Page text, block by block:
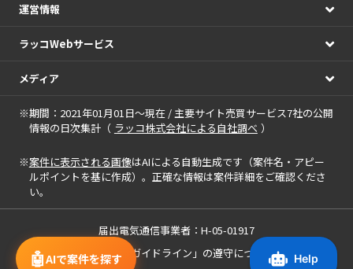
🤖AIで案件を探す
運営情報
ラッコWebサービス
メディア
※期間：2021年01月01日～現在 / 主要サイト売買サービス7社の公開
情報の日次集計（ ラッコ株式会社による自社調べ ）
※案件に表示される画像はAIによる自動生成です（案件名・アピー
ルポイントを基に作成）。正確な情報は案件詳細をご確認くださ
い。
届出電気通信事業者：H-05-01917
「中小M&Aガイドライン」の遵守について